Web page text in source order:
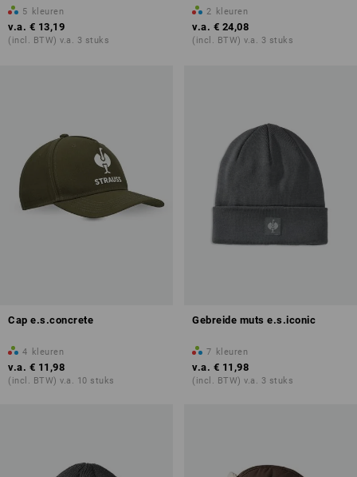
5 kleuren
v.a. € 13,19
(incl. BTW) v.a. 3 stuks
2 kleuren
v.a. € 24,08
(incl. BTW) v.a. 3 stuks
Cap e.s.concrete
4 kleuren
v.a. € 11,98
(incl. BTW) v.a. 10 stuks
Gebreide muts e.s.iconic
7 kleuren
v.a. € 11,98
(incl. BTW) v.a. 3 stuks